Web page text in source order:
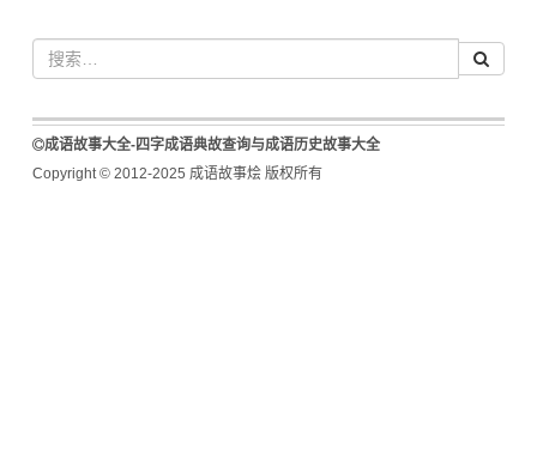
成语故事大全-四字成语典故查询与成语历史故事大全
Copyright © 2012-2025 成语故事烩 版权所有